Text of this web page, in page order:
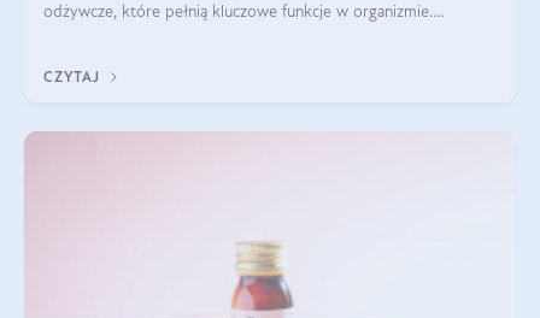
odżywcze, które pełnią kluczowe funkcje w organizmie.
CZYTAJ